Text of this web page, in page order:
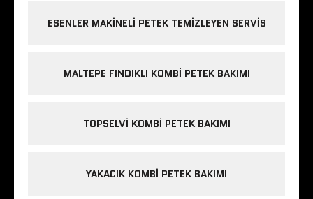
ESENLER MAKINELI PETEK TEMIZLEYEN SERVIS
MALTEPE FINDIKLI KOMBI PETEK BAKIMI
TOPSELVI KOMBI PETEK BAKIMI
YAKACIK KOMBI PETEK BAKIMI